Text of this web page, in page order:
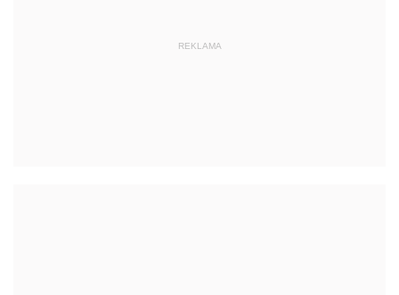
REKLAMA